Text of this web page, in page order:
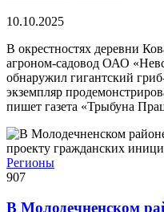
10.10.2025
В окрестностях деревни
агроном-садовод ОАО
обнаружил гигантский
экземпляр
пишет газета «Трыбуна
Регионы
907
В Молодечненском